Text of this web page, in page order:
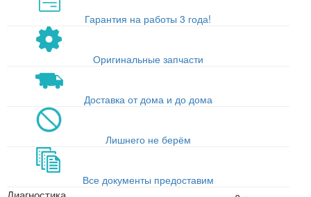
Гарантия на работы 3 года!
Оригинальные запчасти
Доставка от дома и до дома
Лишнего не берём
Все документы предоставим